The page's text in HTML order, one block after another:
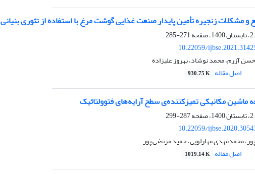
و مشکلات زنجیره تأمین پایدار صنعت غذایی گوشت مرغ با استفاده از تئوری بنیانی
271-285
10.22059/
آزرم، محمد نوشاد، بهروز علیزاده
اصل مقاله 930.75 K
مکانیکی تمیزکننده‌ی سطح آرایه‌های فتوولتائیک
287-299
10.22059/
محمدمهدی مهارلویی، حمید مرتضی پور
اصل مقاله 1019.14 K